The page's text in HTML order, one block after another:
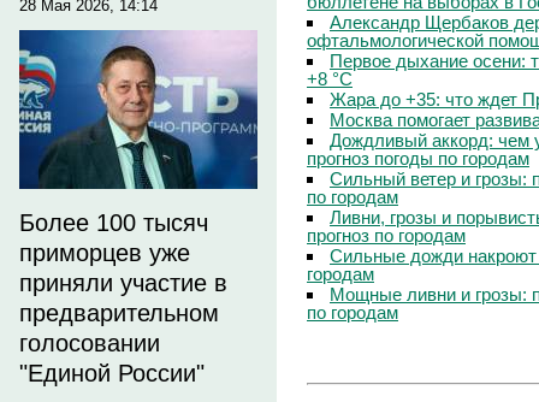
28 Мая 2026, 14:14
Более 100 тысяч
приморцев уже
приняли участие в
предварительном
голосовании
"Единой России"
Александр Щербаков
офтальмологической
Первое дыхание осени:
+8 °C
Жара до +35: что ждет
Москва помогает
Дождливый аккорд: чем
прогноз погоды по городам
Сильный ветер и грозы:
по городам
Ливни, грозы и
прогноз по городам
Сильные дожди
городам
Мощные ливни и грозы:
по городам